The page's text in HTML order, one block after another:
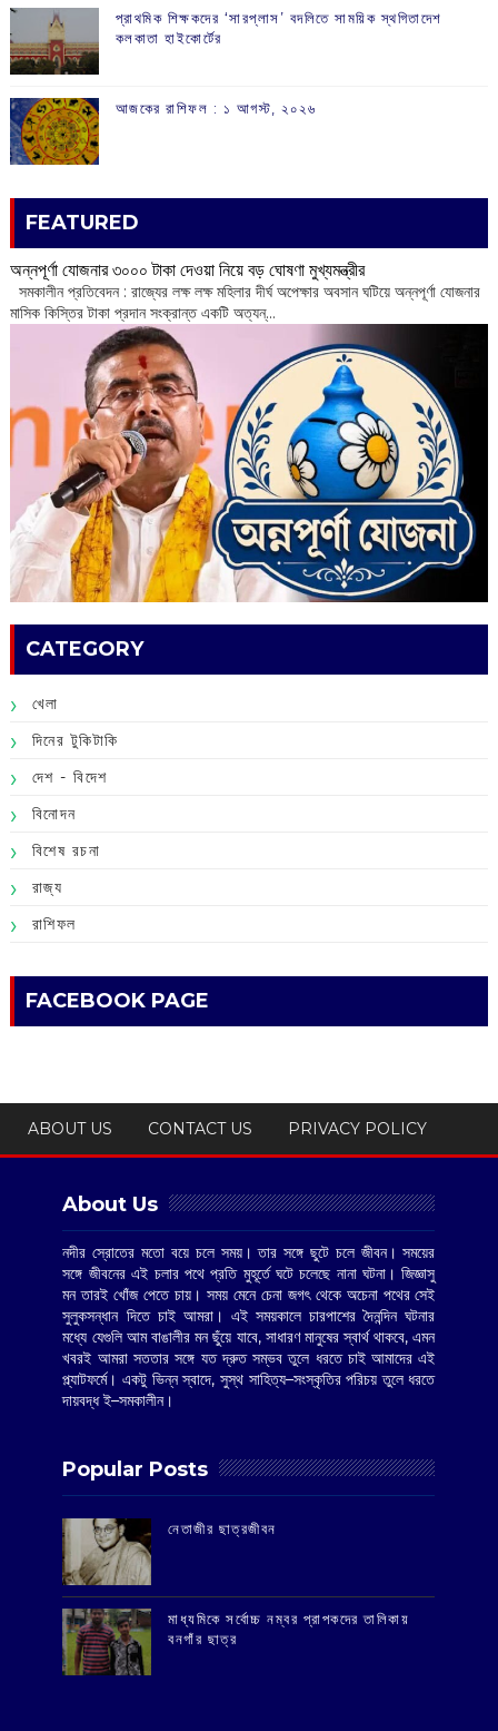
প্রাথমিক শিক্ষকদের ‘সারপ্লাস’ বদলিতে সাময়িক স্থগিতাদেশ
কলকাতা হাইকোর্টের
আজকের রাশিফল :‌ ‌‌১ আগস্ট, ২০২৬
FEATURED
অন্নপূর্ণা যোজনার ৩০০০ টাকা দেওয়া নিয়ে বড় ঘোষণা মুখ্যমন্ত্রীর
সমকালীন প্রতিবেদন : রাজ্যের লক্ষ লক্ষ মহিলার দীর্ঘ অপেক্ষার অবসান ঘটিয়ে অন্নপূর্ণা যোজনার
মাসিক কিস্তির টাকা প্রদান সংক্রান্ত একটি অত্যন্...
CATEGORY
খেলা
দিনের টুকিটাকি
দেশ - বিদেশ
বিনোদন
বিশেষ রচনা
রাজ্য
রাশিফল
FACEBOOK PAGE
ABOUT US CONTACT US PRIVACY POLICY
About Us
নদীর স্রোতের মতো বয়ে চলে সময়। তার সঙ্গে ছুটে চলে জীবন। সময়ের
সঙ্গে জীবনের এই চলার পথে প্রতি মুহূর্তে ঘটে চলেছে নানা ঘটনা। জিজ্ঞাসু
মন তারই খোঁজ পেতে চায়। সময় মেনে চেনা জগৎ থেকে অচেনা পথের সেই
সুলুকসন্ধান দিতে চাই আমরা। এই সময়কালে চারপাশের দৈনন্দিন ঘটনার
মধ্যে যেগুলি আম বাঙালীর মন ছুঁয়ে যাবে, সাধারণ মানুষের স্বার্থ থাকবে, এমন
খবরই আমরা সততার সঙ্গে যত দ্রুত সম্ভব তুলে ধরতে চাই আমাদের এই
প্ল্যাটফর্মে। একটু ভিন্ন স্বাদে, সুস্থ সাহিত্য–সংস্কৃতির পরিচয় তুলে ধরতে
দায়বদ্ধ ই–সমকালীন।
Popular Posts
‌নেতাজীর ছাত্রজীবন
মাধ্যমিকে সর্বোচ্চ নম্বর প্রাপকদের তালিকায়
বনগাঁর ছাত্র